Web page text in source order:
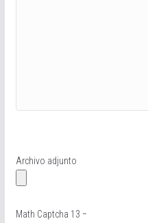
Archivo adjunto
Math Captcha 13 −